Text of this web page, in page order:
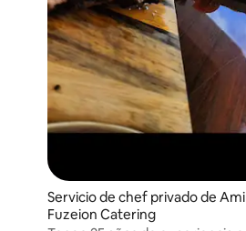
Servicio de chef privado de
Fuzeion Catering